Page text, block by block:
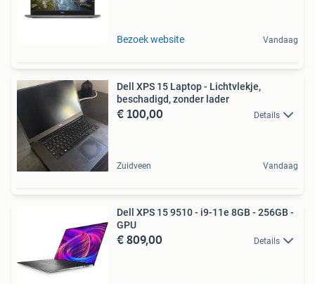
Bezoek website Vandaag
Dell XPS 15 Laptop - Lichtvlekje,
beschadigd, zonder lader
€ 100,00 Details
Zuidveen Vandaag
Dell XPS 15 9510 - i9-11e 8GB - 256GB -
GPU
€ 809,00 Details